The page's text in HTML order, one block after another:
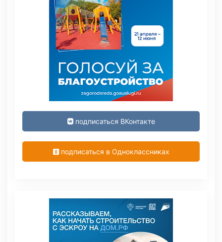
подписаться ВКонтакте
подписаться в Одноклассниках